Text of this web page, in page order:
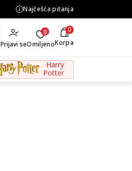
Najčešća pitanja
Prijavi se
0
Omiljeno
0
Korpa
Harry
Potter